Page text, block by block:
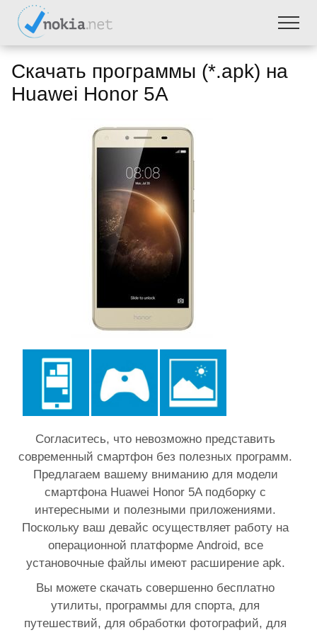
Скачать программы (*.apk) на
Huawei Honor 5A
Согласитесь, что невозможно представить
современный смартфон без полезных программ.
Предлагаем вашему вниманию для модели
смартфона Huawei Honor 5A подборку с
интересными и полезными приложениями.
Поскольку ваш девайс осуществляет работу на
операционной платформе Android, все
установочные файлы имеют расширение apk.
Вы можете скачать совершенно бесплатно
утилиты, программы для спорта, для
путешествий, для обработки фотографий, для